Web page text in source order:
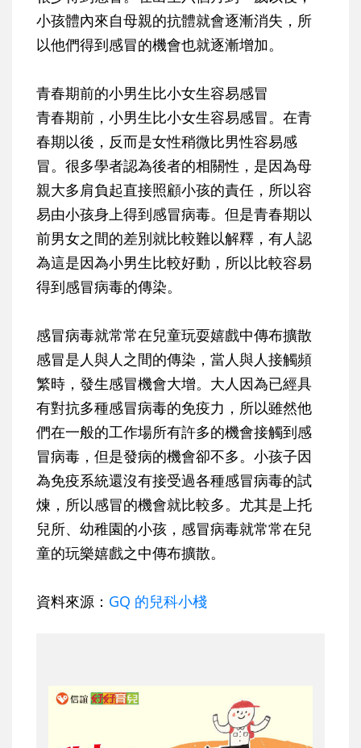
小孩體內來自母親的抗體就會逐漸消失，所
以他們得到感冒的機會也就逐漸增加。
青春期前的小男生比小女生容易感冒
青春期前，小男生比小女生容易感冒。在青
春期以後，反而是女性稍微比男性容易感
冒。很多學者認為後者的相關性，是因為母
親大多肩負起直接照顧小孩的責任，所以容
易由小孩身上得到感冒病毒。但是青春期以
前男女之間的差別就比較難以解釋，有人認
為這是因為小男生比較好動，所以比較容易
得到感冒病毒的傳染。
感冒病毒就常常在兒童玩耍嬉戲中傳布擴散
感冒是人與人之間的傳染，當人與人接觸頻
繁時，發生感冒機會大增。大人因為已經具
有對抗多種感冒病毒的免疫力，所以雖然他
們在一般的工作場所有許多的機會接觸到感
冒病毒，但是發病的機會卻不多。小孩子因
為免疫系統還沒有接受過各種感冒病毒的試
煉，所以感冒的機會就比較多。尤其是上托
兒所、幼稚園的小孩，感冒病毒就常常在兒
童的玩樂嬉戲之中傳布擴散。
資料來源： GQ 的兒科小棧